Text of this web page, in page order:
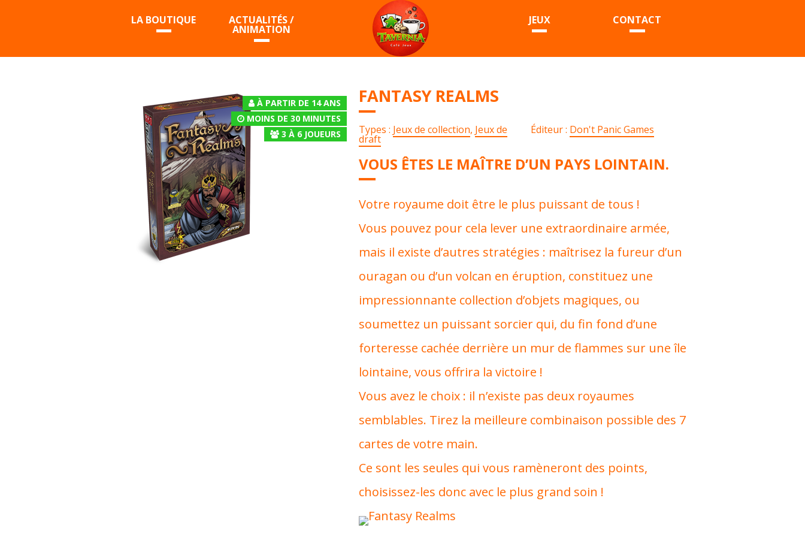
LA BOUTIQUE ACTUALITÉS /
ANIMATION
JEUX CONTACT
À PARTIR DE 14 ANS
MOINS DE 30 MINUTES
3 À 6JOUEURS
FANTASY REALMS
Types : Jeux de collection, Jeux de
draft
Éditeur : Don't Panic Games
VOUS ÊTES LE MAÎTRE D’UN PAYS LOINTAIN.
Votre royaume doit être le plus puissant de tous !
Vous pouvez pour cela lever une extraordinaire armée,
mais il existe d’autres stratégies : maîtrisez la fureur d’un
ouragan ou d’un volcan en éruption, constituez une
impressionnante collection d’objets magiques, ou
soumettez un puissant sorcier qui, du fin fond d’une
forteresse cachée derrière un mur de flammes sur une île
lointaine, vous offrira la victoire !
Vous avez le choix : il n’existe pas deux royaumes
semblables. Tirez la meilleure combinaison possible des 7
cartes de votre main.
Ce sont les seules qui vous ramèneront des points,
choisissez-les donc avec le plus grand soin !